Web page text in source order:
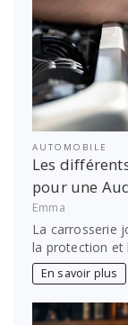
AUTOMOBILE
Les
pour une
Emma
La carrosserie
la protection et
En savoir plus